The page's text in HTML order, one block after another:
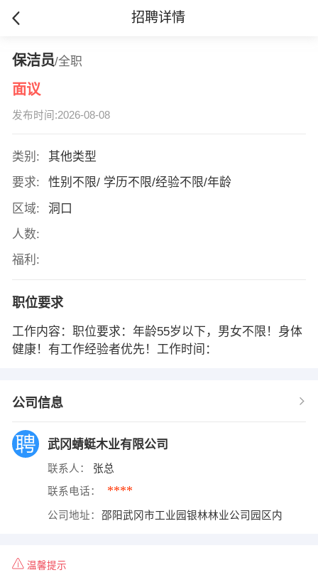
招聘详情
保洁员/全职
面议
发布时间:2026-08-08
类别:
其他类型
要求:
性别不限/ 学历不限/经验不限/年龄
区域:
洞口
人数:
福利:
职位要求
工作内容：职位要求：年龄55岁以下，男女不限！身体
健康！有工作经验者优先！工作时间：
公司信息
武冈蜻蜓木业有限公司
联系人： 张总
联系电话： ****
公司地址： 邵阳武冈市工业园银林林业公司园区内
温馨提示